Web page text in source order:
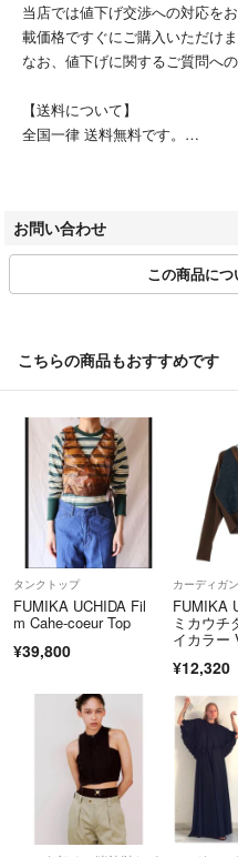
【平置き実寸(cm)】
ウエスト: 30
総丈: 101
採寸値の計測方法について：
【状態】
やや傷や汚れがありますが、目
ず、中古品としては比較的程度良
ています。
※当店の商品はすべて中古品、ま
たものとなります。
ご理解ご了承の上ご検討ください
【注意事項】
・サイト内にあります免責事項は
・当店の取扱商品は全て中古品、
・お客様に安心してご利用いた
うえでお届けしています。
・専用機械で毛玉の除去を実施し
・出品前、お届け前に細かなホコ
・必要に応じてメンテナンス・
それでも除去できなかった汚れ
当店では値下げ交渉への対応を
載価格ですぐにご購入いただけま
なお、値下げに関するご質問へ
【送料について】
全国一律 送料無料です。
ます。
配送方法は、佐川急便またはヤ
す。（沖縄・離島・一部地域は
土日祝を除き、10時 ~ 17時 を営
【商品について】
・取扱い商品はすべて1点もの
場合にはキャンセルのご案内をい
・出品物、付属品は特筆のない
ー等の撮影小物は除く）。
・パンツの裾上げ、袖や着丈の
合がございます。実寸値をご参
ください。
・色の記載には主観が介入しま
難しい事もございますので、写
こちらのアカウントはラクマ公
営されています。
▼特定商取引法表示
https://fril.jp/ts/official/law/kld/
▼返品特約
お問い合わせ
この商品に
こちらの商品もおすすめです
タンクトップ
FUMIKA UCHIDA Fil
m Cahe-coeur Top
¥39,800
カーディガン
FUMIKA
ミカウチ
イカラー
ン/グレー
¥12,320